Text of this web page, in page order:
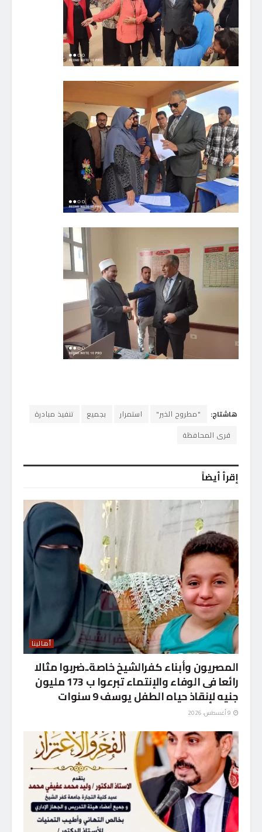
هاشتاج: "مطروح الخير" استمرار بجميع
تنفيذ مبادرة
قرى المحافظة
إقرأ أيضاً
أهالينا
المصريون وأبناء كفرالشيخ خاصة..ضربوا مثالا
رائعا فى الوفاء والإنتماء تبرعوا ب 173 مليون
جنيه لإنقاذ حياه الطفل يوسف 9 سنوات